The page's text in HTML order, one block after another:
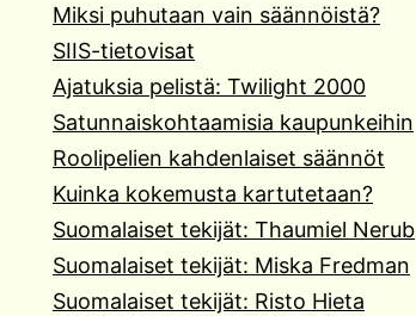
Miksi puhutaan vain säännöistä?
SIIS-tietovisat
Ajatuksia pelistä: Twilight 2000
Satunnaiskohtaamisia kaupunkeihin
Roolipelien kahdenlaiset säännöt
Kuinka kokemusta kartutetaan?
Suomalaiset tekijät: Thaumiel Nerub
Suomalaiset tekijät: Miska Fredman
Suomalaiset tekijät: Risto Hieta